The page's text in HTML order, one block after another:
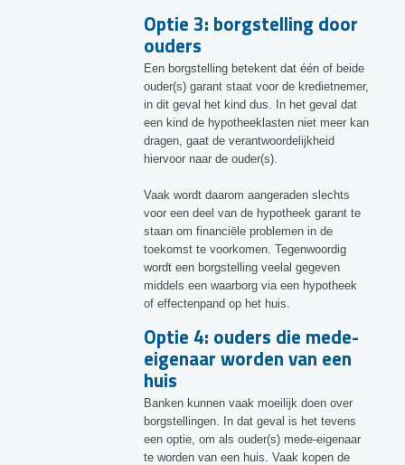
Optie 3: borgstelling door
ouders
Een borgstelling betekent dat één of beide
ouder(s) garant staat voor de kredietnemer,
in dit geval het kind dus. In het geval dat
een kind de hypotheeklasten niet meer kan
dragen, gaat de verantwoordelijkheid
hiervoor naar de ouder(s).
Vaak wordt daarom aangeraden slechts
voor een deel van de hypotheek garant te
staan om financiële problemen in de
toekomst te voorkomen. Tegenwoordig
wordt een borgstelling veelal gegeven
middels een waarborg via een hypotheek
of effectenpand op het huis.
Optie 4: ouders die mede-
eigenaar worden van een
huis
Banken kunnen vaak moeilijk doen over
borgstellingen. In dat geval is het tevens
een optie, om als ouder(s) mede-eigenaar
te worden van een huis. Vaak kopen de